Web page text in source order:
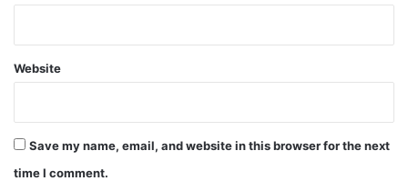
Website
Save my name, email, and website in this browser for the next
time I comment.